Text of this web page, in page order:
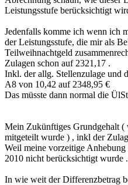
Leistungsstufe berücksichtigt
Jedenfalls komme ich wenn ich
der Leistungsstufe, die mir als
Teilweihnachtgeld
Zulagen schon auf 2321,17 .
Inkl. der allg. Stellenzulage und
A8 von 10,42 auf 2348,95 €
Das müsste dann normal die
Mein Zukünftiges Grundgehalt (
mitgeteilt wurde ) , inkl der
Weil meine vorzeitige
2010 nicht berücksichtigt wurde
In wie weit der Differenzbetrag